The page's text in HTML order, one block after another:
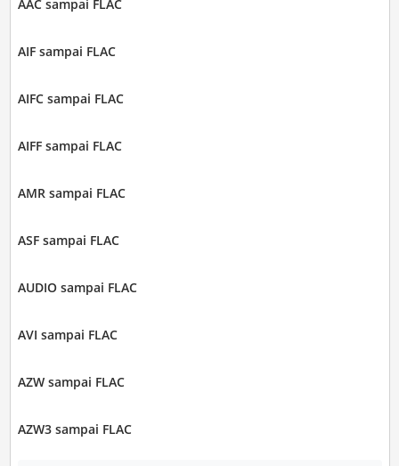
AAC sampai FLAC
AIF sampai FLAC
AIFC sampai FLAC
AIFF sampai FLAC
AMR sampai FLAC
ASF sampai FLAC
AUDIO sampai FLAC
AVI sampai FLAC
AZW sampai FLAC
AZW3 sampai FLAC